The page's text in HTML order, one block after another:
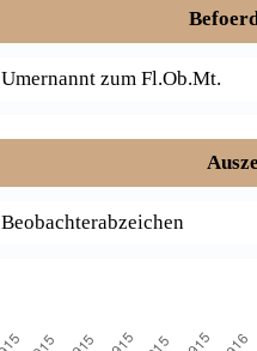
Umernannt zum Fl.Ob.Mt.
Beobachterabzeichen